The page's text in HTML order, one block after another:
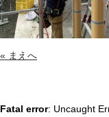
« まえへ
Fatal error: Uncaught